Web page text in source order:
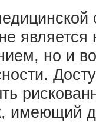
является
но и
имеющий